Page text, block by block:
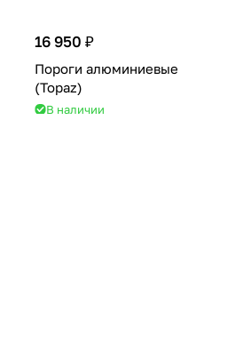
16 950 ₽
Пороги алюминиевые
(Topaz)
В наличии